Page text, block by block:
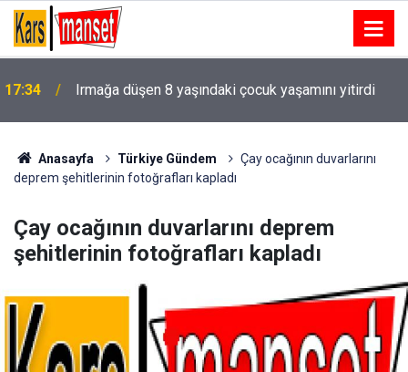
17:34 Irmağa düşen 8 yaşındaki çocuk yaşamını yitirdi
Anasayfa Türkiye Gündem
Çay ocağının duvarlarını
deprem şehitlerinin fotoğrafları kapladı
Çay ocağının duvarlarını deprem
şehitlerinin fotoğrafları kapladı